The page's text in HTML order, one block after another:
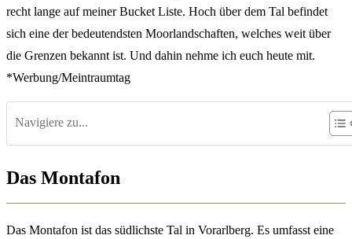
recht lange auf meiner Bucket Liste. Hoch über dem Tal befindet
sich eine der bedeutendsten Moorlandschaften, welches weit über
die Grenzen bekannt ist. Und dahin nehme ich euch heute mit.
*Werbung/Meintraumtag
Navigiere zu...
Das Montafon
Das Montafon ist das südlichste Tal in Vorarlberg. Es umfasst eine